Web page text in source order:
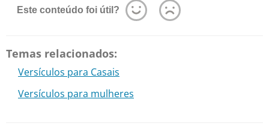
Este conteúdo foi útil?
Temas relacionados:
Versículos para Casais
Versículos para mulheres